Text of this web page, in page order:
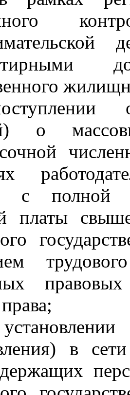
о
с полной
платы
в